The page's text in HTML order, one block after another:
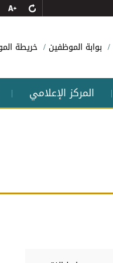
بوابة الموظفين خريطة
| المركز الإعلامي |